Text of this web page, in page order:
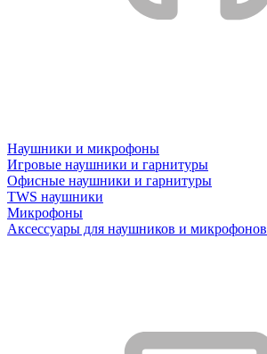
Наушники и микрофоны
Игровые наушники и гарнитуры
Офисные наушники и гарнитуры
TWS наушники
Микрофоны
Аксессуары для наушников и микрофонов